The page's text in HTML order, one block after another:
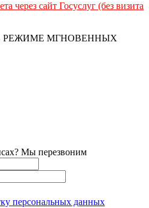
через сайт Госуслуг (без визита
РЕЖИМЕ МГНОВЕННЫХ
Мы перезвоним
персональных данных